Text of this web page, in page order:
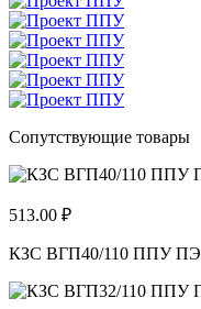
Сопутствующие товары
513.00 ₽
КЗС ВГП40/110 ППУ ПЭ